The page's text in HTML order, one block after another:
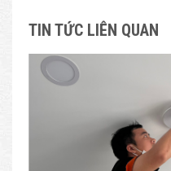
TIN TỨC LIÊN QUAN